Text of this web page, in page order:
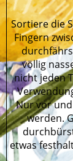
Sortiere die
Fingern
völlig
nicht jeden
Nur vor
werden.
etwas